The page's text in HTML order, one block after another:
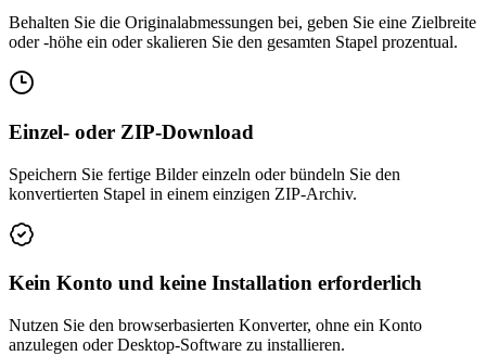
Behalten Sie die Originalabmessungen bei, geben Sie eine Zielbreite
oder -höhe ein oder skalieren Sie den gesamten Stapel prozentual.
Einzel- oder ZIP-Download
Speichern Sie fertige Bilder einzeln oder bündeln Sie den
konvertierten Stapel in einem einzigen ZIP-Archiv.
Kein Konto und keine Installation erforderlich
Nutzen Sie den browserbasierten Konverter, ohne ein Konto
anzulegen oder Desktop-Software zu installieren.